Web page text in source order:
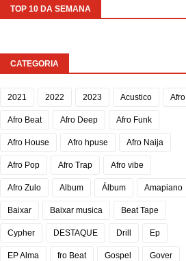
TOP 10 DA SEMANA
CATEGORIA
2021 2022 2023 Acustico Afro
Afro Beat Afro Deep Afro Funk
Afro House Afro hpuse Afro Naija
Afro Pop Afro Trap Afro vibe
Afro Zulo Album Álbum Amapiano
Baixar Baixar musica Beat Tape
Cypher DESTAQUE Drill Ep
EP Alma fro Beat Gospel Gover